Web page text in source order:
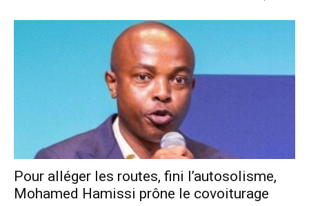
Pour alléger les routes, fini l’autosolisme,
Mohamed Hamissi prône le covoiturage